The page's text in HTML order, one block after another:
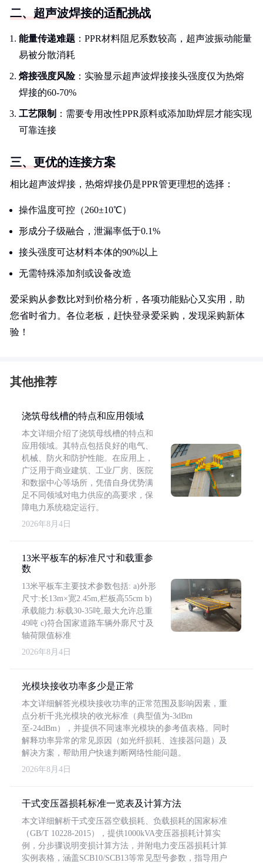
二、超声波焊接的适配挑战
能量传递难题 ：PPR材料阻尼系数较高，超声波振动能量
易被分散消耗
熔接强度风险：实验显示超声波焊接接头强度仅为热熔
焊接的60-70%
工艺限制 ：需要专用改性PPR原料或添加助焊层才能实现
可靠连接
三、更优的连接方案
相比超声波焊接，热熔焊接仍是PPR管更理想的选择：
操作温度可控（260±10℃）
形成分子级融合，泄漏率低于0.1%
接头强度可达材料本体的90%以上
无需特殊添加剂或设备改造
爱采购从参数比对到价格分析，各项功能贴心又实用，助
您省时省力。各位老板，赶快登录爱采购，发现采购新体
验！
其他推荐
浇筑母线槽的特点和应用领域
本文详细介绍了浇筑母线槽的特点和
应用领域。其特点包括良好的电气、
机械、防火和防护性能。在应用上，
广泛用于商业建筑、工业厂房、医院
和数据中心等场所，凭借自身优势满
足不同领域对电力供应的高要求，保
障电力系统稳定运行。
2026年8月4日
13米平板车的标准尺寸和载重参
数
13米平板车主要技术参数包括: a)外形
尺寸:长13m×宽2.45m,栏板高55cm b)
承载能力:标载30-35吨,最大允许总重
49吨 c)符合国家道路车辆外廓尺寸及
轴荷限值标准
2026年8月4日
光模块接收功率多少是正常
本文详细解答光模块接收功率的正常范围及影响因素，重
点分析千兆光模块的收光标准（典型值为-3dBm
至-24dBm），并提供不同速率光模块的参考值表格。同时
解释功率异常的常见原因（如光纤损耗、连接器问题）及
解决方案，帮助用户快速判断网络性能问题。
2026年8月4日
干式变压器损耗标准一览表及计算方法
本文详细解析干式变压器空载损耗、负载损耗的国家标准
（GB/T 10228-2015），提供1000kVA变压器损耗计算实
例，分步骤说明变损计算方法，并附电力变压器损耗计算
实例表格，涵盖SCB10/SCB13等常见型号参数，指导用户